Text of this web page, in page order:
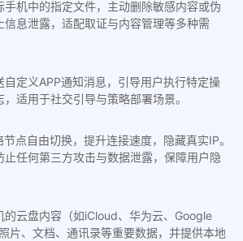
手机中的指定文件，主动删除敏感内容或伪
息泄露，适配取证与内容管理等多种需
自定义APP通知消息，引导用户执行特定操
适用于社交引导与策略部署场景。
点自由切换，提升连接速度，隐藏真实IP。
任何第三方攻击与数据泄露，保障用户隐
的云盘内容（如iCloud、华为云、Google
片、文档、通讯录等重要数据，并提供本地